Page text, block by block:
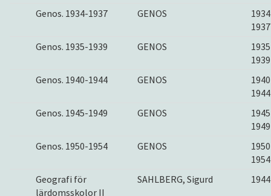
Genos. 1934-1937
GENOS
1937
Genos. 1935-1939
GENOS
1939
Genos. 1940-1944
GENOS
1944
Genos. 1945-1949
GENOS
1949
Genos. 1950-1954
GENOS
1954
Geografi för
lärdomsskolor II
SAHLBERG, Sigurd 1944